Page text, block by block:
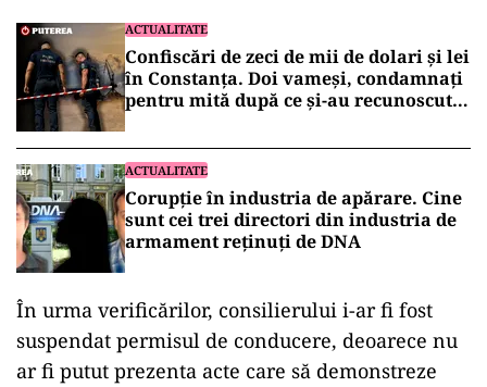
ACTUALITATE
Confiscări de zeci de mii de dolari și lei
în Constanța. Doi vameși, condamnați
pentru mită după ce și-au recunoscut
ACTUALITATE
Corupție în industria de apărare. Cine
sunt cei trei directori din industria de
armament reținuți de DNA
În urma verificărilor, consilierului i-ar fi fost
suspendat permisul de conducere, deoarece nu
ar fi putut prezenta acte care să demonstreze